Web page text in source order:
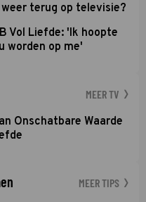
terug op televisie?
Vol Liefde: 'Ik hoopte
worden op me'
MEER TV
Onschatbare Waarde
MEER TIPS